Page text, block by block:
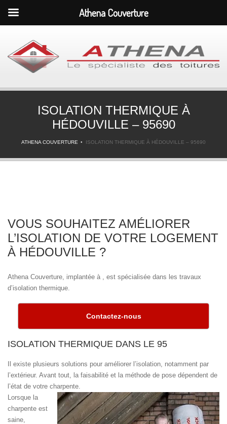
ISOLATION THERMIQUE À
HÉDOUVILLE – 95690
ATHENA COUVERTURE ISOLATION THERMIQUE À HÉDOUVILLE – 95690
VOUS SOUHAITEZ AMÉLIORER
L’ISOLATION DE VOTRE LOGEMENT
À HÉDOUVILLE ?
Athena Couverture, implantée à , est spécialisée dans les travaux
d’isolation thermique.
Contactez-nous
ISOLATION THERMIQUE DANS LE 95
Il existe plusieurs solutions pour améliorer l’isolation, notamment par
l’extérieur. Avant tout, la faisabilité et la méthode de pose dépendent de
l’état de votre charpente.
Lorsque la
charpente est
saine,
Athena Couverture